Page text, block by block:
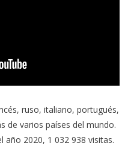
ruso, italiano, portugués,
de varios países del mundo.
año 2020, 1 032 938 visitas.